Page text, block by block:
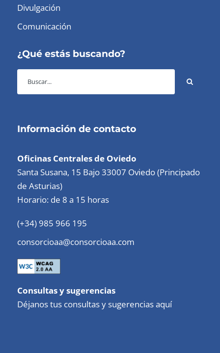
Divulgación
Comunicación
¿Qué estás buscando?
Información de contacto
Oficinas Centrales de Oviedo
Santa Susana, 15 Bajo 33007 Oviedo (Principado
de Asturias)
Horario: de 8 a 15 horas
(+34) 985 966 195
consorcioaa@consorcioaa.com
Consultas y sugerencias
Déjanos tus consultas y sugerencias aquí